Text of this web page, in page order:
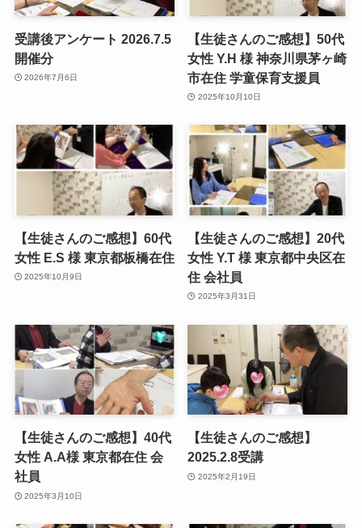
受講後アンケート 2026.7.5
開催分
2026年7月6日
【生徒さんのご感想】50代
女性 Y.H 様 神奈川県茅ヶ崎
市在住 学童保育支援員
2025年10月10日
【生徒さんのご感想】60代
女性 E.S 様 東京都板橋在住
2025年10月9日
【生徒さんのご感想】20代
女性 Y.T 様 東京都中央区在
住 会社員
2025年3月31日
【生徒さんのご感想】40代
女性 A.A様 東京都在住 会
社員
2025年3月10日
【生徒さんのご感想】
2025.2.8受講
2025年2月19日